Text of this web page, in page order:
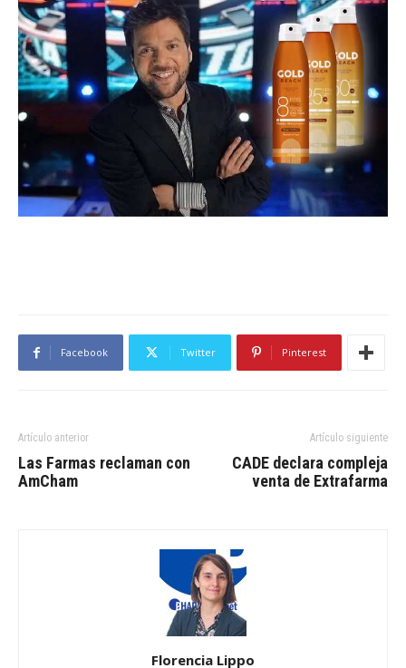
Facebook Twitter Pinterest
Artículo anterior
Las Farmas reclaman con
AmCham
Artículo siguiente
CADE declara compleja
venta de Extrafarma
Florencia Lippo